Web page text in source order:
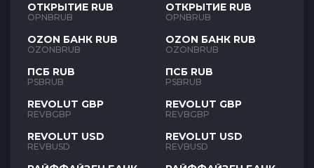
ОТКРЫТИЕ RUB
OPNBRUB
OZON БАНК RUB
OZONBRUB
ПСБ RUB
PSBRUB
REVOLUT GBP
REVBGBP
REVOLUT USD
REVBUSD
ОТКРЫТИЕ RUB
OPNBRUB
OZON БАНК RUB
OZONBRUB
ПСБ RUB
PSBRUB
REVOLUT GBP
REVBGBP
REVOLUT USD
REVBUSD